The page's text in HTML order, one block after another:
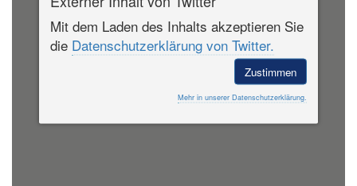
Mit dem Laden des Inhalts akzeptieren Sie
die Datenschutzerklärung von Twitter.
Zustimmen
Mehr in unserer Datenschutzerklärung.